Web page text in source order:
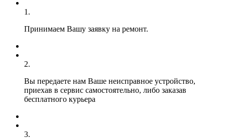
1.
Принимаем Вашу заявку на ремонт.
2.
Вы передаете нам Ваше неисправное устройство,
приехав в сервис самостоятельно, либо заказав
бесплатного курьера
3.